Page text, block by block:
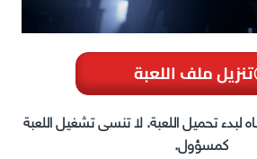
تنزيل ملف اللعبة
لبدء تحميل اللعبة. لا تنسى تشغيل اللعبة
كمسؤول.